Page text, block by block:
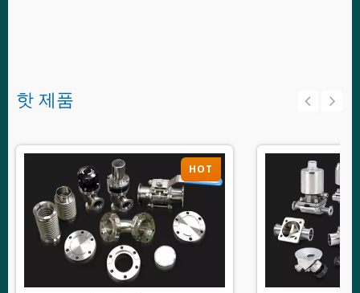
핫 제품
HOT